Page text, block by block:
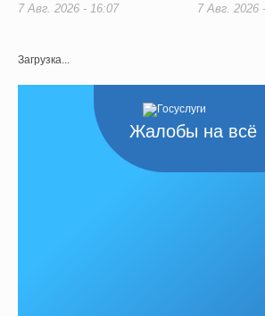
7 Авг. 2026 - 16:07
7 Авг. 2026
Загрузка...
Жалобы на всё